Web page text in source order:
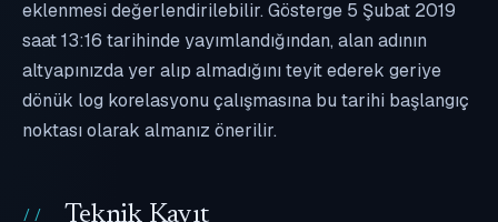
eklenmesi değerlendirilebilir. Gösterge 5 Şubat 2019
saat 13:16 tarihinde yayımlandığından, alan adının
altyapınızda yer alıp almadığını teyit ederek geriye
dönük log korelasyonu çalışmasına bu tarihi başlangıç
noktası olarak almanız önerilir.
Teknik Kayıt